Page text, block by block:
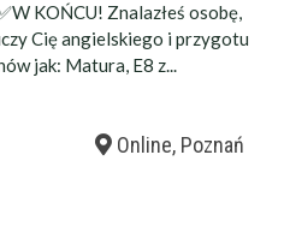
KOŃCU! Znalazłeś osobę,
Cię angielskiego i przygotu
jak: Matura, E8 z...
Online, Poznań